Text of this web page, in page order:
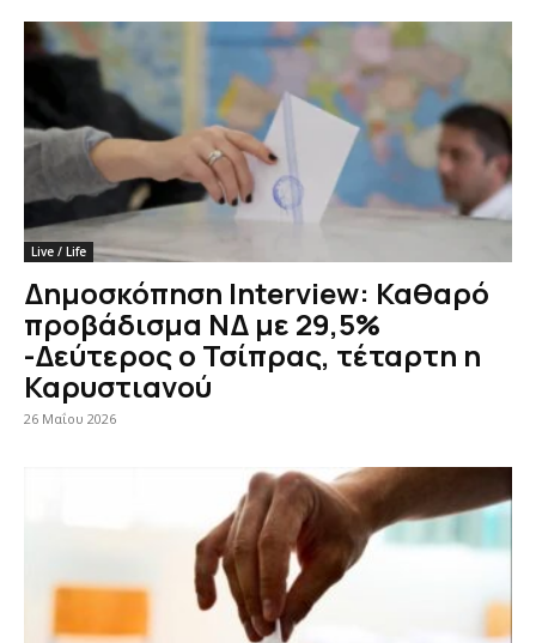
Live / Life
Δημοσκόπηση Interview: Καθαρό
προβάδισμα ΝΔ με 29,5%
-Δεύτερος ο Τσίπρας, τέταρτη η
Καρυστιανού
26 Μαΐου 2026